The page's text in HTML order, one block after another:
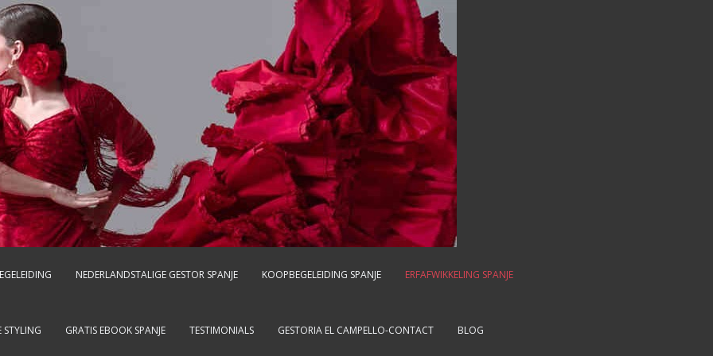
NEDERLANDSTALIGE GESTOR SPANJE KOOPBEGELEIDING SPANJE ERFAFWIKKELING SPANJE
STYLING GRATIS EBOOK SPANJE TESTIMONIALS GESTORIA EL CAMPELLO-CONTACT BLOG